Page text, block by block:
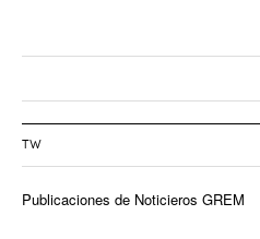
TW
Publicaciones de Noticieros GREM